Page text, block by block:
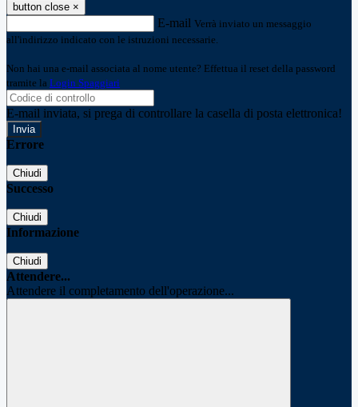
button close ×
E-mail Verrà inviato un messaggio
all'indirizzo indicato con le istruzioni necessarie.
Non hai una e-mail associata al nome utente? Effettua il reset della password
tramite la Login Spaggiari
E-mail inviata, si prega di controllare la casella di posta elettronica!
Errore
Chiudi
Successo
Chiudi
Informazione
Chiudi
Attendere...
Attendere il completamento dell'operazione...